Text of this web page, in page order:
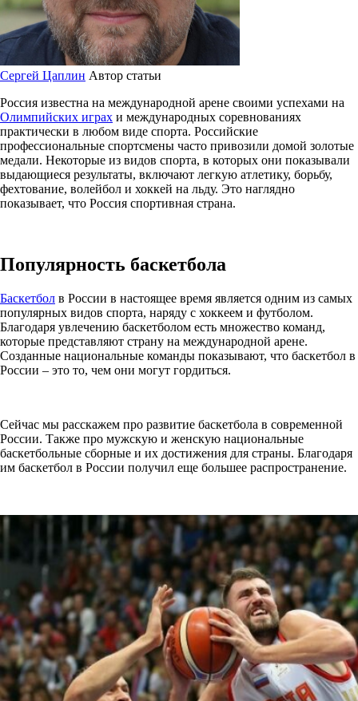
Сергей Цаплин Автор статьи
Россия известна на международной арене своими успехами на
Олимпийских играх и международных соревнованиях
практически в любом виде спорта. Российские
профессиональные спортсмены часто привозили домой золотые
медали. Некоторые из видов спорта, в которых они показывали
выдающиеся результаты, включают легкую атлетику, борьбу,
фехтование, волейбол и хоккей на льду. Это наглядно
показывает, что Россия спортивная страна.
Популярность баскетбола
Баскетбол в России в настоящее время является одним из самых
популярных видов спорта, наряду с хоккеем и футболом.
Благодаря увлечению баскетболом есть множество команд,
которые представляют страну на международной арене.
Созданные национальные команды показывают, что баскетбол в
России – это то, чем они могут гордиться.
Сейчас мы расскажем про развитие баскетбола в современной
России. Также про мужскую и женскую национальные
баскетбольные сборные и их достижения для страны. Благодаря
им баскетбол в России получил еще большее распространение.